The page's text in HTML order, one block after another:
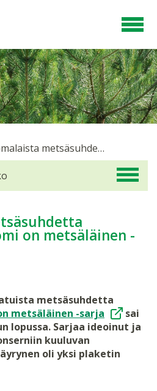
Suomalaista metsäsuhdetta sanoittanut Suomi on metsäläinen -sarja palkittiin
on metsäläinen -
metsäsuhdetta
metsäläinen -sarja
sai
lopussa. Sarjaa ideoinut ja
kuuluvan
oli yksi plaketin